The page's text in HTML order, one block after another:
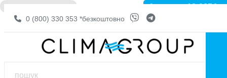
0 (800) 330 353 *безкоштовно
Артикул: 10-0654
❌ НЕМА В НАЯВНОСТІ